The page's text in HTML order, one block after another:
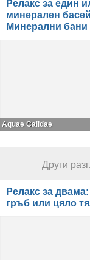
Релакс за един
минерален
Минерални бани
Aquae Calidae
Други
Релакс за
гръб или цяло